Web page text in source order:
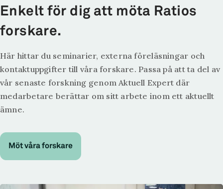
Enkelt för dig att möta Ratios
forskare.
Här hittar du seminarier, externa föreläsningar och
kontaktuppgifter till våra forskare. Passa på att ta del av
vår senaste forskning genom Aktuell Expert där
medarbetare berättar om sitt arbete inom ett aktuellt
ämne.
Möt våra forskare